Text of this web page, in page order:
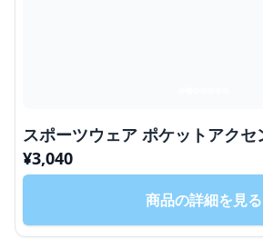
スポーツウェア ポケットアクセ
¥3,040
商品の詳細を見る